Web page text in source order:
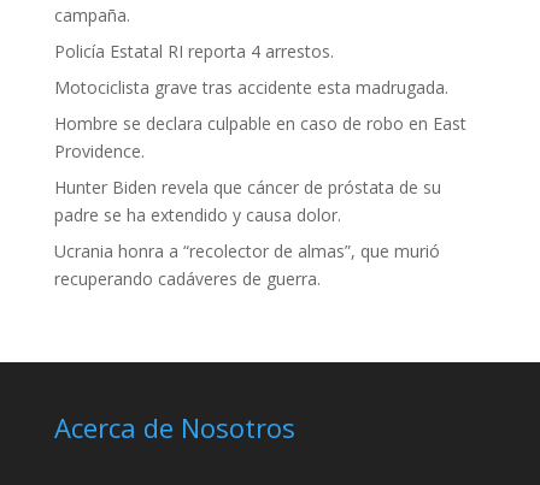
campaña.
Policía Estatal RI reporta 4 arrestos.
Motociclista grave tras accidente esta madrugada.
Hombre se declara culpable en caso de robo en East
Providence.
Hunter Biden revela que cáncer de próstata de su
padre se ha extendido y causa dolor.
Ucrania honra a “recolector de almas”, que murió
recuperando cadáveres de guerra.
Acerca de Nosotros